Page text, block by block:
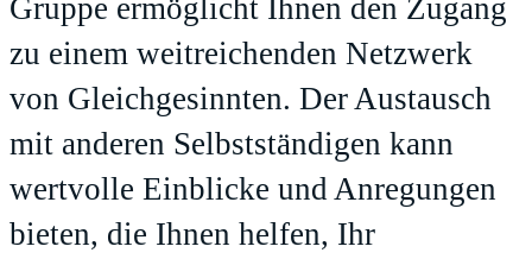
Gruppe ermöglicht Ihnen den Zugang
zu einem weitreichenden Netzwerk
von Gleichgesinnten. Der Austausch
mit anderen Selbstständigen kann
wertvolle Einblicke und Anregungen
bieten, die Ihnen helfen, Ihr